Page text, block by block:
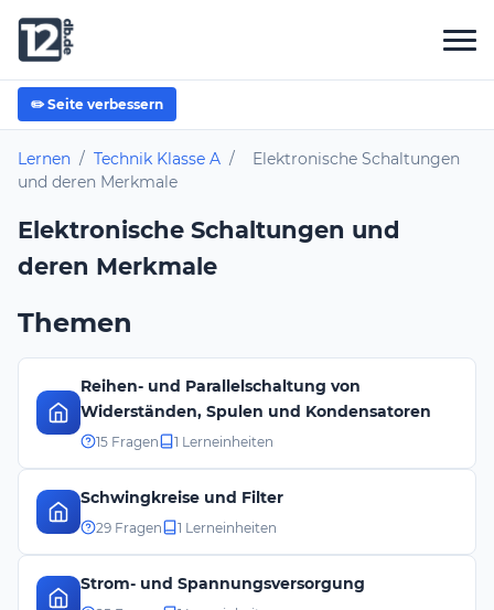
✏️ Seite verbessern
Lernen / Technik Klasse A /
Elektronische Schaltungen
und deren Merkmale
Elektronische Schaltungen und
deren Merkmale
Themen
Reihen- und Parallelschaltung von
Widerständen, Spulen und Kondensatoren
15 Fragen 1 Lerneinheiten
Schwingkreise und Filter
29 Fragen 1 Lerneinheiten
Strom- und Spannungsversorgung